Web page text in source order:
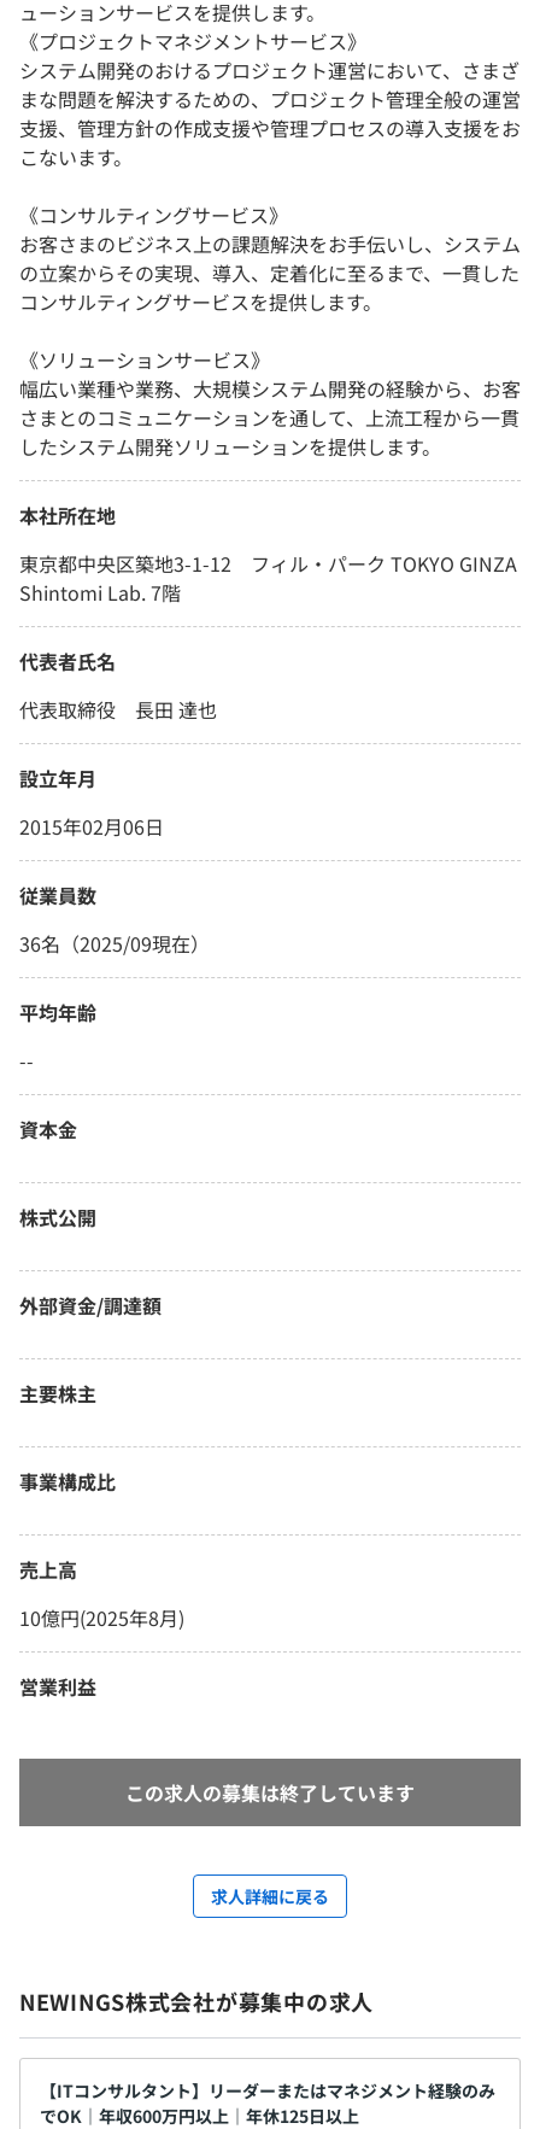
ューションサービスを提供します。
《プロジェクトマネジメントサービス》
システム開発のおけるプロジェクト運営において、さまざ
まな問題を解決するための、プロジェクト管理全般の運営
支援、管理方針の作成支援や管理プロセスの導入支援をお
こないます。
《コンサルティングサービス》
お客さまのビジネス上の課題解決をお手伝いし、システム
の立案からその実現、導入、定着化に至るまで、一貫した
コンサルティングサービスを提供します。
《ソリューションサービス》
幅広い業種や業務、大規模システム開発の経験から、お客
さまとのコミュニケーションを通して、上流工程から一貫
したシステム開発ソリューションを提供します。
本社所在地
東京都中央区築地3-1-12 フィル・パーク TOKYO GINZA
Shintomi Lab. 7階
代表者氏名
代表取締役 長田 達也
設立年月
2015年02月06日
従業員数
36名（2025/09現在）
平均年齢
--
資本金
株式公開
外部資金/調達額
主要株主
事業構成比
売上高
10億円(2025年8月)
営業利益
この求人の募集は終了しています
求人詳細に戻る
NEWINGS株式会社が募集中の求人
【ITコンサルタント】リーダーまたはマネジメント経験のみ
でOK｜年収600万円以上｜年休125日以上